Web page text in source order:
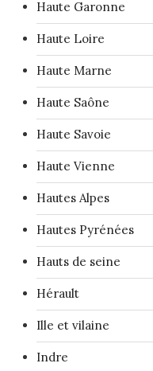
Haute Garonne
Haute Loire
Haute Marne
Haute Saône
Haute Savoie
Haute Vienne
Hautes Alpes
Hautes Pyrénées
Hauts de seine
Hérault
Ille et vilaine
Indre